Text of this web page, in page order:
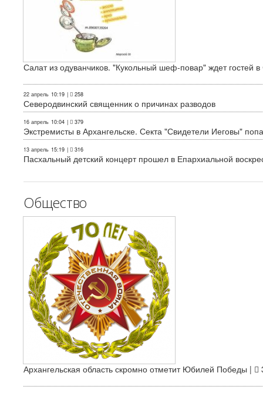
Салат из одуванчиков. "Кукольный шеф-повар" ждет гостей
22 апрель 10:19 | 258
Северодвинский священник о причинах разводов
16 апрель 10:04 | 379
Экстремисты в Архангельске. Секта "Свидетели Иеговы"
13 апрель 15:19 | 316
Пасхальный детский концерт прошел в Епархиальной
Общество
Архангельская область скромно отметит Юбилей Победы |